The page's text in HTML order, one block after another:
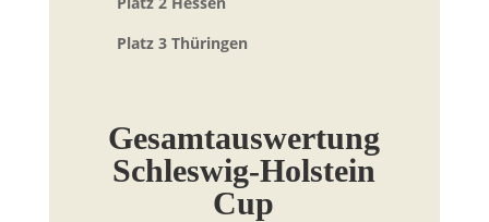
Platz 3 Thüringen
Gesamtauswertung
Schleswig-Holstein
Cup